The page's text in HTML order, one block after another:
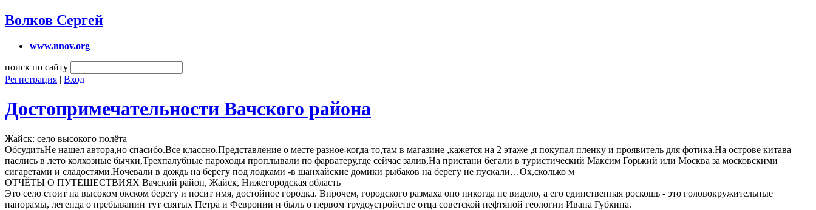
Волков Сергей
www.nnov.org
поиск по сайту
Регистрация | Вход
Достопримечательности Вачского района
Жайск: село высокого полёта
ОбсудитьНе нашел автора,но спасибо.Все классно.Представление о месте разное-когда то,там в магазине ,кажется на 2 этаже ,я покупал пленку и проявитель для фотика.На острове китава
паслись в лето колхозные бычки,Трехпалубные пароходы проплывали по фарватеру,где сейчас залив,На пристани бегали в туристический Максим Горький или Москва за московскими
сигаретами и сладостями.Ночевали в дождь на берегу под лодками -в шанхайские домики рыбаков на берегу не пускали…Ох,сколько м
ОТЧЁТЫ О ПУТЕШЕСТВИЯХ Вачский район, Жайск, Нижегородская область
Это село стоит на высоком окском берегу и носит имя, достойное городка. Впрочем, городского размаха оно никогда не видело, а его единственная роскошь - это головокружительные
панорамы, легенда о пребывании тут святых Петра и Февронии и быль о первом трудоустройстве отца советской нефтяной геологии Ивана Губкина.